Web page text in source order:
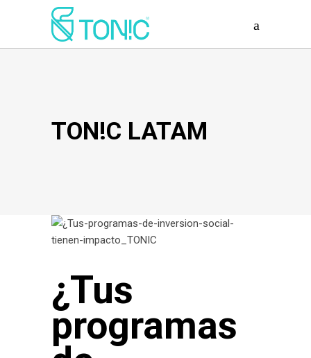
TON!C LATAM
¿Tus
programas